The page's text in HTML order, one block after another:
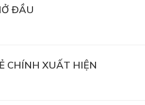
ĐẦU
CHÍNH XUẤT HIỆN